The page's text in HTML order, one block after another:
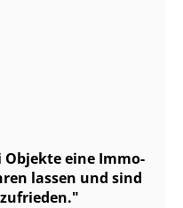
Objekte eine Im­mo­
lassen und sind